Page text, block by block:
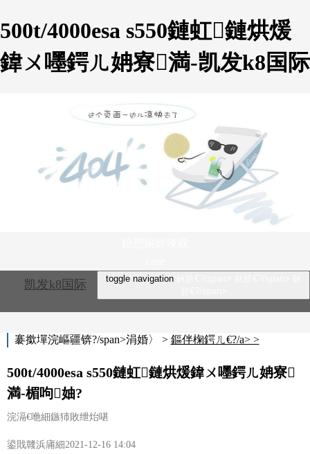
500t/4000esa s550鏈虹鏈烘煖
鍏ㄨ嚜鍔ㄦ姌寮満-凯发k8国际
凯发k8国际 toggle navigation
褰撳墠浣嶇疆锛?/span>涓婚〉 > 鏂伴椈鍔ㄦ€?/a> >
500t/4000esa s550鏈虹鏈烘煖鍏ㄨ嚜鍔ㄦ姌寮
満-楣呴妯?
浣滆€咃細鏃犻敗绁炲啿
鍙戝竷浜庯細2021-12-16 14:04